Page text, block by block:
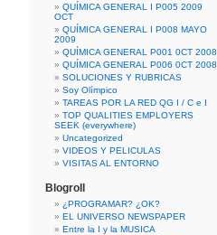
QUÍMICA GENERAL I P005 2009
OCT
QUÍMICA GENERAL I P008 MAYO
2009
QUÍMICA GENERAL P001 0CT 2008
QUÍMICA GENERAL P006 0CT 2008
SOLUCIONES Y RUBRICAS
Soy Olímpico
TAREAS POR LA RED QG I / C e I
TOP QUALITIES EMPLOYERS
SEEK (everywhere)
Uncategorized
VIDEOS Y PELICULAS
VISITAS AL ENTORNO
Blogroll
¿PROGRAMAR? ¿OK?
EL UNIVERSO NEWSPAPER
Entre la I y la MUSICA